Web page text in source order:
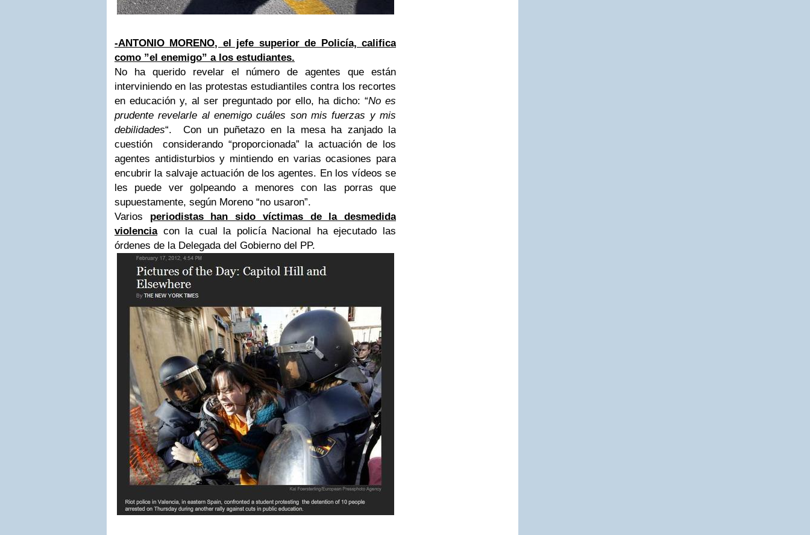
-ANTONIO MORENO, el jefe superior de Policía, califica
como ”el enemigo” a los estudiantes.
No ha querido revelar el número de agentes que están
interviniendo en las protestas estudiantiles contra los recortes
en educación y, al ser preguntado por ello, ha dicho: “No es
prudente revelarle al enemigo cuáles son mis fuerzas y mis
debilidades“. Con un puñetazo en la mesa ha zanjado la
cuestión considerando “proporcionada” la actuación de los
agentes antidisturbios y mintiendo en varias ocasiones para
encubrir la salvaje actuación de los agentes. En los vídeos se
les puede ver golpeando a menores con las porras que
supuestamente, según Moreno “no usaron”.
Varios periodistas han sido víctimas de la desmedida
violenciacon la cual la policía Nacional ha ejecutado las
órdenes de la Delegada del Gobierno del PP.